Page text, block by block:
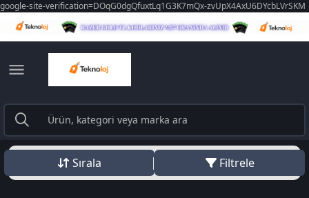
google-site-verification=DOqG0dgQfuxtLq1G3K7mQx-zvUpX4AxU6DYcbLVrSKM
Sırala Filtrele